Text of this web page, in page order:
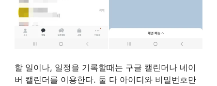
할 일이나, 일정을 기록할때는 구글 캘린더나 네이
버 캘린더를 이용한다. 둘 다 아이디와 비밀번호만